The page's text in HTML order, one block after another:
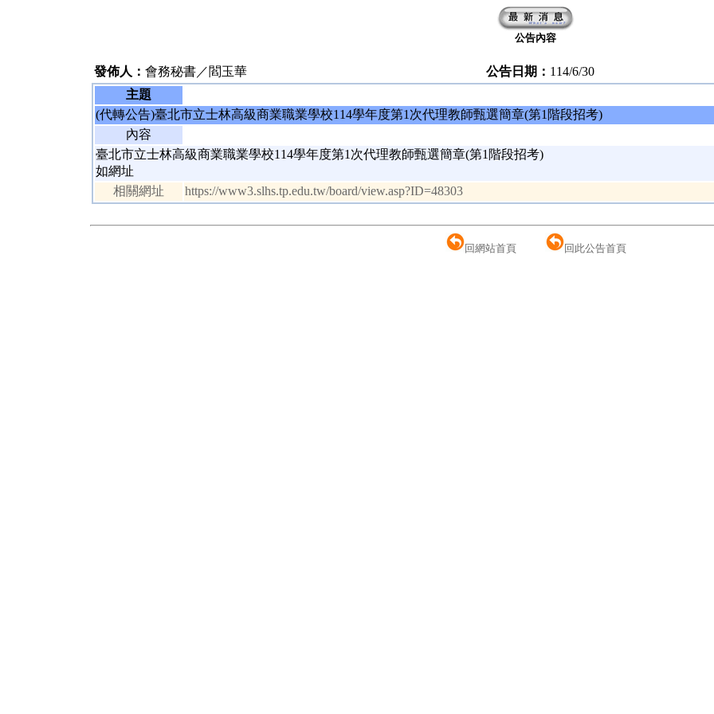
公告內容
發佈人： 會務秘書／閻玉華 公告日期： 114/6/30
主題
(代轉公告)臺北市立士林高級商業職業學校114學年度第1次代理教師甄選簡章(第1階段招考)
內容
臺北市立士林高級商業職業學校114學年度第1次代理教師甄選簡章(第1階段招考)
如網址
相關網址
https://www3.slhs.tp.edu.tw/board/view.asp?ID=48303
回網站首頁 回此公告首頁